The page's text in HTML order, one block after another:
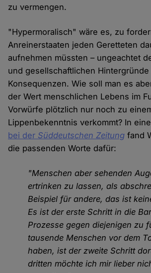
zu vermengen.
"Hypermoralisch" wäre es, zu
Anreinerstaaten jeden Geretteten
aufnehmen müssten – ungeachtet
und gesellschaftlichen Hintergründe
Konsequenzen. Wie soll man es
der Wert menschlichen Lebens im
Vorwürfe plötzlich nur noch zu
Lippenbekenntnis verkommt? In
bei der Süddeutschen Zeitung fand
die passenden Worte dafür:
"Menschen aber sehenden
ertrinken zu lassen, als
Beispiel für andere, das ist
Es ist der erste Schritt in die
Prozesse gegen diejenigen zu
tausende Menschen vor dem
haben, ist der zweite Schritt
dritten möchte ich mir lieber